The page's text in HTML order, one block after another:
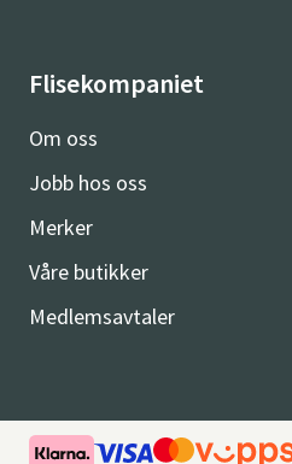
Flisekompaniet
Om oss
Jobb hos oss
Merker
Våre butikker
Medlemsavtaler